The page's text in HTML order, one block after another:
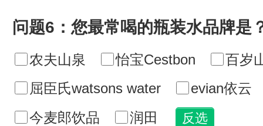
问题6：您最常喝的瓶装水品牌是
农夫山泉 怡宝Cestbon
百岁
屈臣氏watsons water
evian依云
今麦郎饮品
润田